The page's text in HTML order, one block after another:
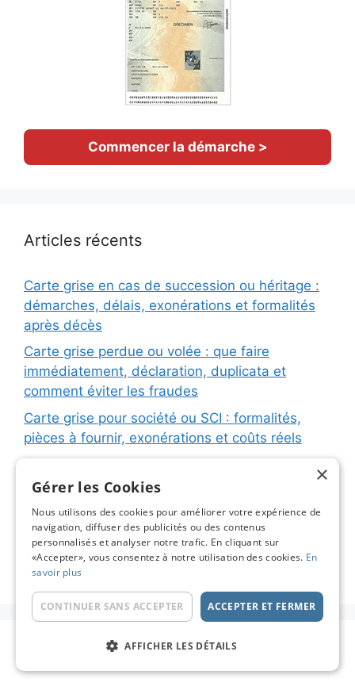
Commencer la démarche >
Articles récents
Carte grise en cas de succession ou héritage :
démarches, délais, exonérations et formalités
après décès
Carte grise perdue ou volée : que faire
immédiatement, déclaration, duplicata et
comment éviter les fraudes
Carte grise pour société ou SCI : formalités,
pièces à fournir, exonérations et coûts réels
immatriculation, fiche d’identification, plaques
Changement de titulaire carte grise : étapes
détaillées, coûts réels et astuces pour éviter les
pièges
© 2026 Carte Grise en Ligne - Le Blog
×
Gérer les Cookies
Nous utilisons des cookies pour améliorer votre expérience de
navigation, diffuser des publicités ou des contenus
personnalisés et analyser notre trafic. En cliquant sur
«Accepter», vous consentez à notre utilisation des cookies. En
savoir plus
ACCEPTER ET FERMER
CONTINUER SANS ACCEPTER
AFFICHER LES DÉTAILS